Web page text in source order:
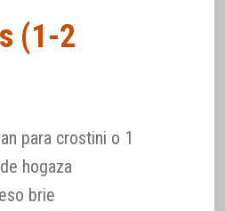
(1-2
para crostini o 1
hogaza
brie